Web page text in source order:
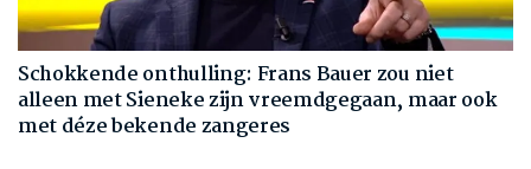
Schokkende onthulling: Frans Bauer zou niet
alleen met Sieneke zijn vreemdgegaan, maar ook
met déze bekende zangeres